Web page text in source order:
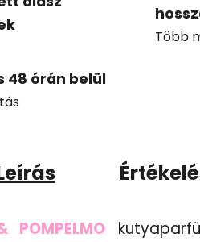
Több
48 órán belül
POMPELMO